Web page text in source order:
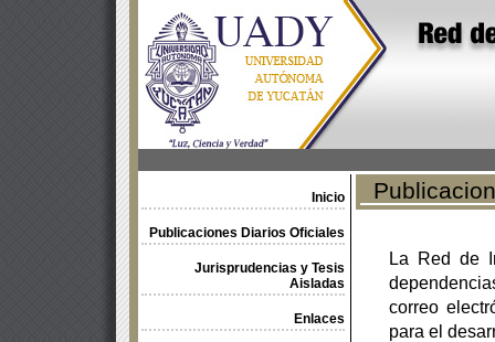
Inicio
Publicaciones Diarios Oficiales
Jurisprudencias y Tesis
Aisladas
Enlaces
La Red de
correo
para el